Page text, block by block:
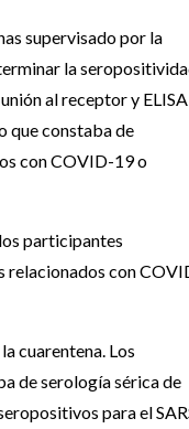
supervisado por la
la
al receptor y
que constaba de
con COVID-19 o
participantes
relacionados con
cuarentena. Los
de serología sérica de
para el